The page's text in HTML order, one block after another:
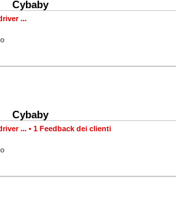
Cybaby
...
Cybaby
... • 1 Feedback dei clienti